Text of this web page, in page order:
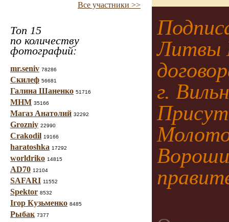
Все участники >>
Топ 15
по количеству
фотографий:
mr.seniv 78286
Скилеф 56681
Галина Шаненко 51716
МНМ 35166
Магаз Анатолий 32292
Grozniy 22990
Crakodil 19166
haratoshka 17292
worldriko 14815
AD70 12104
SAFARI 11552
Spektor 8532
Ігор Кузьменко 8485
Рыбак 7377
Литвы
г.